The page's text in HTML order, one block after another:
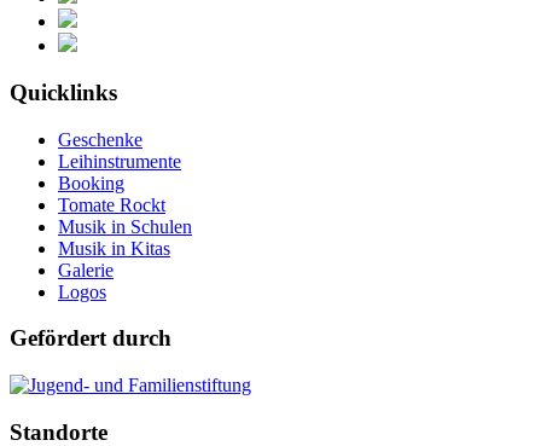
Quicklinks
Geschenke
Leihinstrumente
Booking
Tomate Rockt
Musik in Schulen
Musik in Kitas
Galerie
Logos
Gefördert durch
Standorte